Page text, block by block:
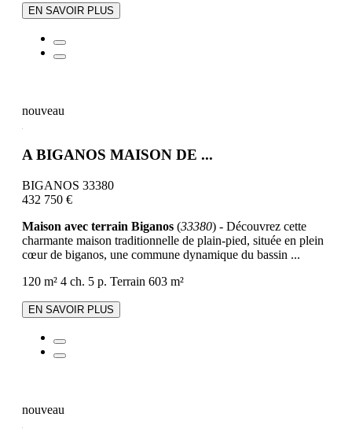
EN SAVOIR PLUS
nouveau
A BIGANOS MAISON DE ...
BIGANOS 33380
432 750 €
Maison avec terrain Biganos (33380) - Découvrez cette
charmante maison traditionnelle de plain-pied, située en plein
cœur de biganos, une commune dynamique du bassin ...
120 m² 4 ch. 5 p. Terrain 603 m²
EN SAVOIR PLUS
nouveau